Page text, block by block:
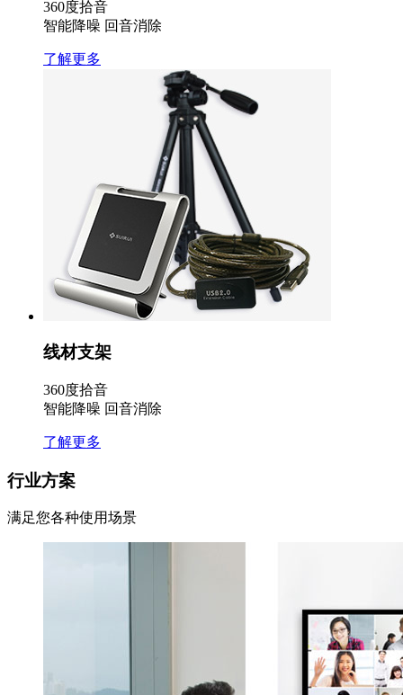
360度拾音
智能降噪 回音消除
了解更多
线材支架
360度拾音
智能降噪 回音消除
了解更多
行业方案
满足您各种使用场景